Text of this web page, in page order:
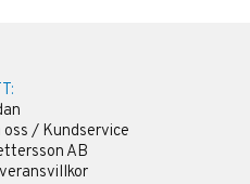
/ Kundservice
AB